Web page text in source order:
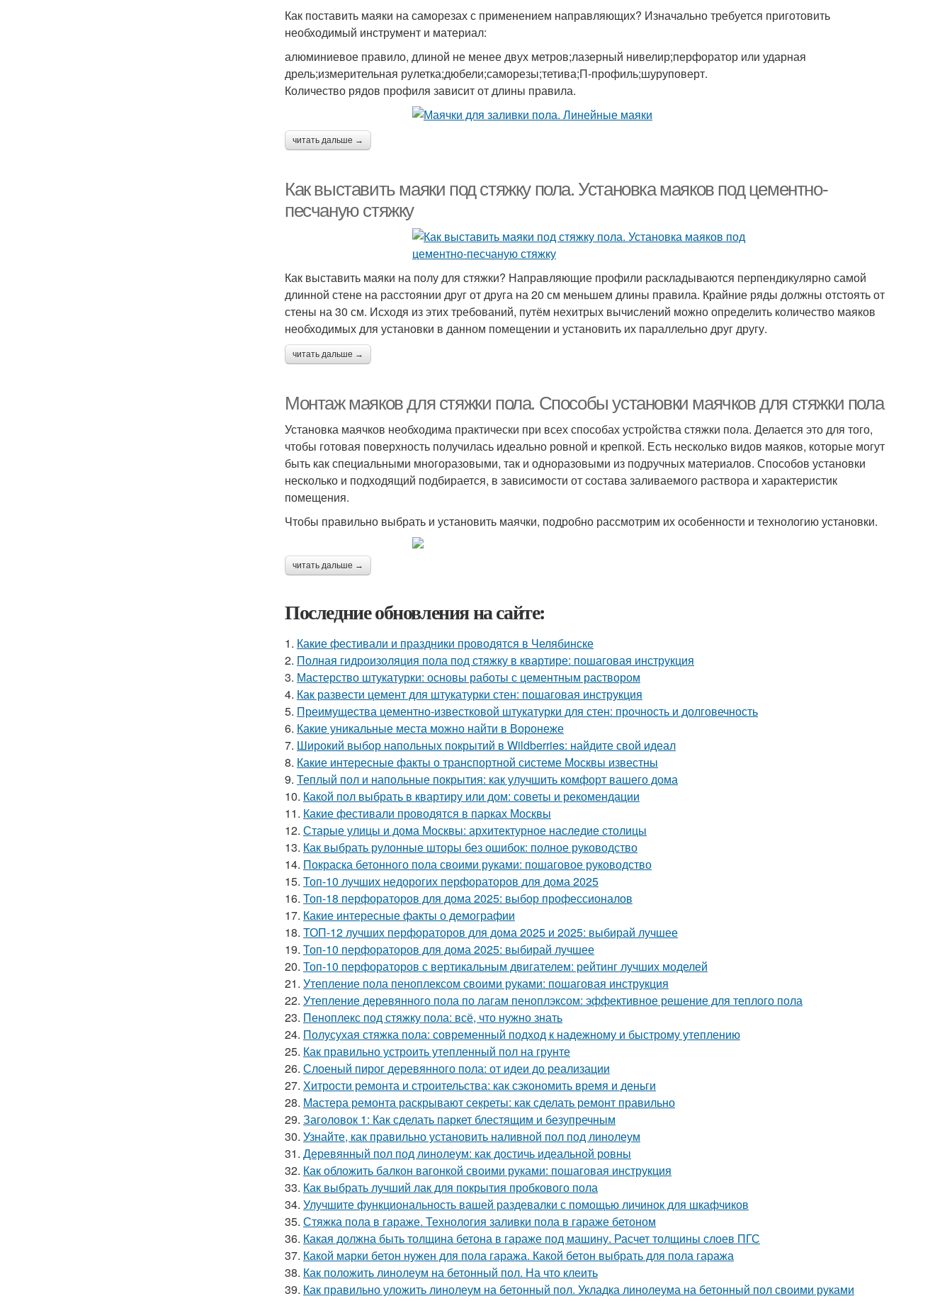
Как поставить маяки на саморезах с применением направляющих? Изначально требуется приготовить
необходимый инструмент и материал:
алюминиевое правило, длиной не менее двух метров;лазерный нивелир;перфоратор или ударная
дрель;измерительная рулетка;дюбели;саморезы;тетива;П-профиль;шуруповерт.
Количество рядов профиля зависит от длины правила.
читать дальше →
Как выставить маяки под стяжку пола. Установка маяков под цементно-
песчаную стяжку
Как выставить маяки на полу для стяжки? Направляющие профили раскладываются перпендикулярно самой
длинной стене на расстоянии друг от друга на 20 см меньшем длины правила. Крайние ряды должны отстоять от
стены на 30 см. Исходя из этих требований, путём нехитрых вычислений можно определить количество маяков
необходимых для установки в данном помещении и установить их параллельно друг другу.
читать дальше →
Монтаж маяков для стяжки пола. Способы установки маячков для стяжки пола
Установка маячков необходима практически при всех способах устройства стяжки пола. Делается это для того,
чтобы готовая поверхность получилась идеально ровной и крепкой. Есть несколько видов маяков, которые могут
быть как специальными многоразовыми, так и одноразовыми из подручных материалов. Способов установки
несколько и подходящий подбирается, в зависимости от состава заливаемого раствора и характеристик
помещения.
Чтобы правильно выбрать и установить маячки, подробно рассмотрим их особенности и технологию установки.
читать дальше →
Последние обновления на сайте:
1. Какие фестивали и праздники проводятся в Челябинске
2. Полная гидроизоляция пола под стяжку в квартире: пошаговая инструкция
3. Мастерство штукатурки: основы работы с цементным раствором
4. Как развести цемент для штукатурки стен: пошаговая инструкция
5. Преимущества цементно-известковой штукатурки для стен: прочность и долговечность
6. Какие уникальные места можно найти в Воронеже
7. Широкий выбор напольных покрытий в Wildberries: найдите свой идеал
8. Какие интересные факты о транспортной системе Москвы известны
9. Теплый пол и напольные покрытия: как улучшить комфорт вашего дома
10. Какой пол выбрать в квартиру или дом: советы и рекомендации
11. Какие фестивали проводятся в парках Москвы
12. Старые улицы и дома Москвы: архитектурное наследие столицы
13. Как выбрать рулонные шторы без ошибок: полное руководство
14. Покраска бетонного пола своими руками: пошаговое руководство
15. Топ-10 лучших недорогих перфораторов для дома 2025
16. Топ-18 перфораторов для дома 2025: выбор профессионалов
17. Какие интересные факты о демографии
18. ТОП-12 лучших перфораторов для дома 2025 и 2025: выбирай лучшее
19. Топ-10 перфораторов для дома 2025: выбирай лучшее
20. Топ-10 перфораторов с вертикальным двигателем: рейтинг лучших моделей
21. Утепление пола пеноплексом своими руками: пошаговая инструкция
22. Утепление деревянного пола по лагам пеноплэксом: эффективное решение для теплого пола
23. Пеноплекс под стяжку пола: всё, что нужно знать
24. Полусухая стяжка пола: современный подход к надежному и быстрому утеплению
25. Как правильно устроить утепленный пол на грунте
26. Слоеный пирог деревянного пола: от идеи до реализации
27. Хитрости ремонта и строительства: как сэкономить время и деньги
28. Мастера ремонта раскрывают секреты: как сделать ремонт правильно
29. Заголовок 1: Как сделать паркет блестящим и безупречным
30. Узнайте, как правильно установить наливной пол под линолеум
31. Деревянный пол под линолеум: как достичь идеальной ровны
32. Как обложить балкон вагонкой своими руками: пошаговая инструкция
33. Как выбрать лучший лак для покрытия пробкового пола
34. Улучшите функциональность вашей раздевалки с помощью личинок для шкафчиков
35. Стяжка пола в гараже. Технология заливки пола в гараже бетоном
36. Какая должна быть толщина бетона в гараже под машину. Расчет толщины слоев ПГС
37. Какой марки бетон нужен для пола гаража. Какой бетон выбрать для пола гаража
38. Как положить линолеум на бетонный пол. На что клеить
39. Как правильно уложить линолеум на бетонный пол. Укладка линолеума на бетонный пол своими руками